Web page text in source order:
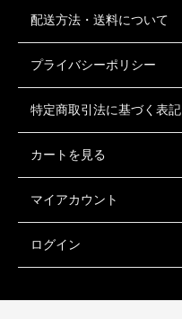
配送方法・送料について
プライバシーポリシー
特定商取引法に基づく表記
カートを見る
マイアカウント
ログイン